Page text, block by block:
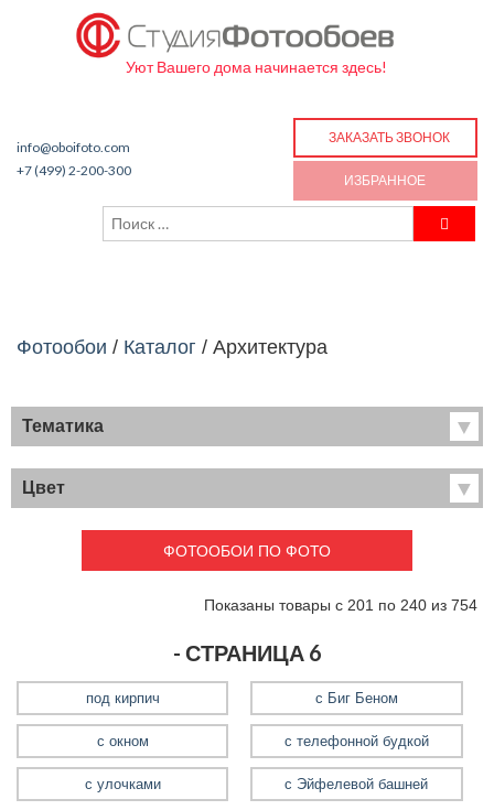
Уют Вашего дома начинается здесь!
info@oboifoto.com
+7 (499) 2-200-300
ЗАКАЗАТЬ ЗВОНОК
ИЗБРАННОЕ
Фотообои / Каталог / Архитектура
Тематика
Хиты продаж
Фрески
Детские
Карты
Перспектива
Города
Живопись
Животный мир
Небо и космос
Еда и напитки
Архитектура
Транспорт
Камин
Фэнтези
Граффити
Дорога
Панорамы
Цвет
ФОТООБОИ ПО ФОТО
Показаны товары с 201 по 240 из 754
- СТРАНИЦА 6
под кирпич с Биг Беном
с окном с телефонной будкой
с улочками с Эйфелевой башней